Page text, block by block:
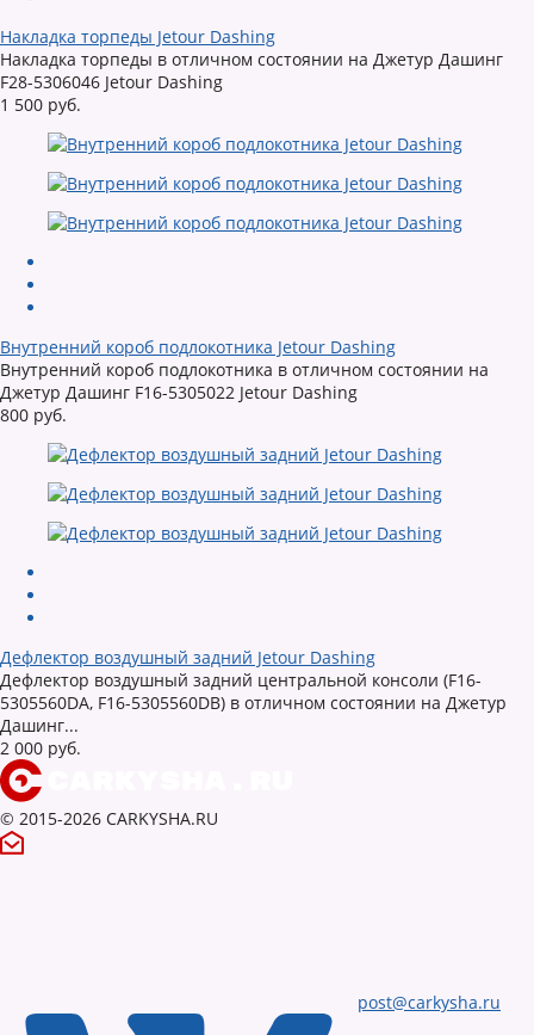
Накладка торпеды Jetour Dashing
Накладка торпеды в отличном состоянии на Джетур Дашинг
F28-5306046 Jetour Dashing
1 500 руб.
Внутренний короб подлокотника Jetour Dashing
Внутренний короб подлокотника в отличном состоянии на
Джетур Дашинг F16-5305022 Jetour Dashing
800 руб.
Дефлектор воздушный задний Jetour Dashing
Дефлектор воздушный задний центральной консоли (F16-
5305560DA, F16-5305560DB) в отличном состоянии на Джетур
Дашинг...
2 000 руб.
© 2015-2026 CARKYSHA.RU
post@carkysha.ru